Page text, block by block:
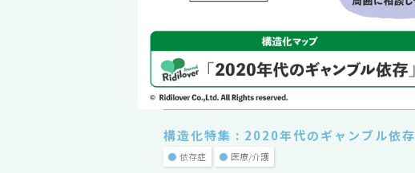
構造化特集 : 2020年代のギャンブル依存
● 依存症 ● 医療/介護